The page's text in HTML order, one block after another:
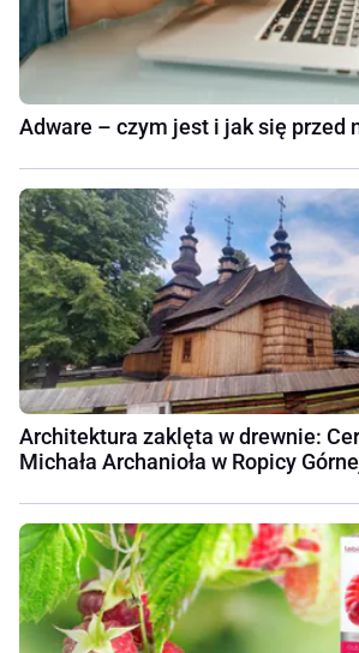
Adware – czym jest i jak się przed
Architektura zaklęta w drewnie:
Michała Archanioła w Ropicy